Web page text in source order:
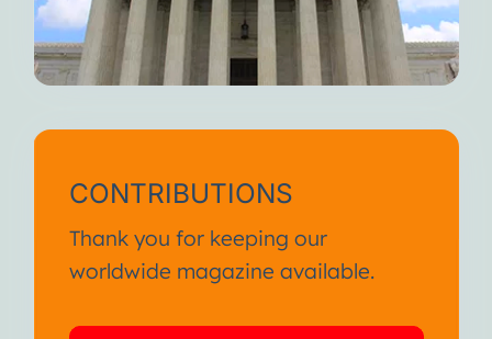
CONTRIBUTIONS
Thank you for keeping our
worldwide magazine available.